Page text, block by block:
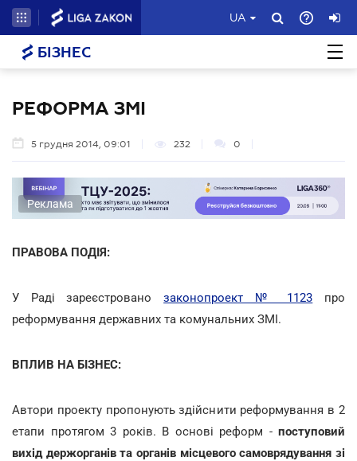
UA
БІЗНЕС
РЕФОРМА ЗМІ
5 грудня 2014, 09:01 232 0
Реклама
ПРАВОВА ПОДІЯ:
У Раді зареєстрованозаконопроект № 1123 про
реформування державних та комунальних ЗМІ.
ВПЛИВ НА БІЗНЕС:
Автори проекту пропонують здійснити реформування в 2
етапи протягом 3 років. В основі реформ - поступовий
вихід держорганів та органів місцевого самоврядування зі